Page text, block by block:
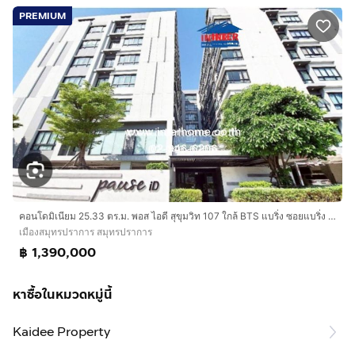
PREMIUM
คอนโดมิเนียม 25.33 ตร.ม. พอส ไอดี สุขุมวิท 107 ใกล้ BTS แบริ่ง ซอยแบริ่ง ถนนสุขุมวิท107 ถนนศรีนครินทร์ เมืองสมุทรปราการ สมุทรปราการ
เมืองสมุทรปราการ สมุทรปราการ
฿ 1,390,000
หาซื้อในหมวดหมู่นี้
Kaidee Property